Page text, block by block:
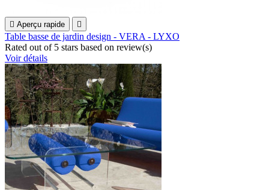
 Aperçu rapide 
Table basse de jardin design - VERA - LYXO
Rated out of 5 stars based on review(s)
Voir détails